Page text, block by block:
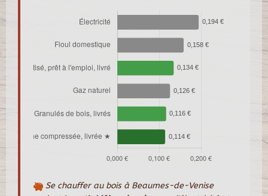
Se chauffer au bois à Beaumes-de-Venise